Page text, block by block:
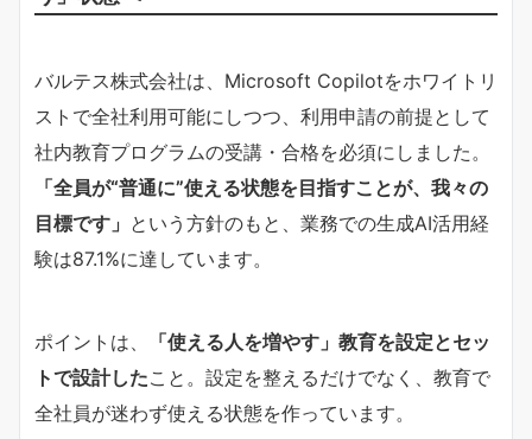
バルテス株式会社は、Microsoft Copilotをホワイトリ
ストで全社利用可能にしつつ、利用申請の前提として
社内教育プログラムの受講・合格を必須にしました。​
「全員が“普通に”使える状態を目指すことが、我々の
目標です」​ ​という方針のもと、業務での生成AI活用経
験は87.1%に達しています。
ポイントは、​
​「使える人を増やす」教育を設定とセッ
トで設計した​​こと。設定を整えるだけでなく、教育で
全社員が迷わず使える状態を作っています。